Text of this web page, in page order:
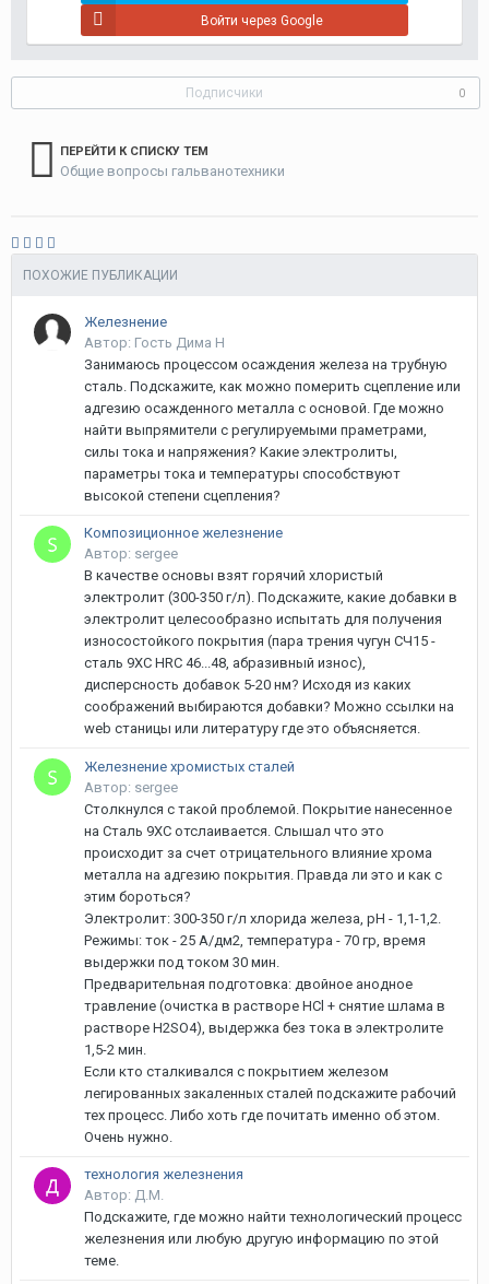
Войти через Google
Подписчики 0
ПЕРЕЙТИ К СПИСКУ ТЕМ
Общие вопросы гальванотехники
ПОХОЖИЕ ПУБЛИКАЦИИ
Железнение
Автор: Гость Дима Н
Занимаюсь процессом осаждения железа на трубную
сталь. Подскажите, как можно померить сцепление или
адгезию осажденного металла с основой. Где можно
найти выпрямители с регулируемыми праметрами,
силы тока и напряжения? Какие электролиты,
параметры тока и температуры способствуют
высокой степени сцепления?
Композиционное железнение
Автор: sergee
В качестве основы взят горячий хлористый
электролит (300-350 г/л). Подскажите, какие добавки в
электролит целесообразно испытать для получения
износостойкого покрытия (пара трения чугун СЧ15 -
сталь 9ХС HRC 46...48, абразивный износ),
дисперсность добавок 5-20 нм? Исходя из каких
соображений выбираются добавки? Можно ссылки на
web станицы или литературу где это объясняется.
Железнение хромистых сталей
Автор: sergee
Столкнулся с такой проблемой. Покрытие нанесенное
на Сталь 9ХС отслаивается. Слышал что это
происходит за счет отрицательного влияние хрома
металла на адгезию покрытия. Правда ли это и как с
этим бороться?
Электролит: 300-350 г/л хлорида железа, pH - 1,1-1,2.
Режимы: ток - 25 А/дм2, температура - 70 гр, время
выдержки под током 30 мин.
Предварительная подготовка: двойное анодное
травление (очистка в растворе HCl + снятие шлама в
растворе H2SO4), выдержка без тока в электролите
1,5-2 мин.
Если кто сталкивался с покрытием железом
легированных закаленных сталей подскажите рабочий
тех процесс. Либо хоть где почитать именно об этом.
Очень нужно.
технология железнения
Автор: Д.М.
Подскажите, где можно найти технологический процесс
железнения или любую другую информацию по этой
теме.